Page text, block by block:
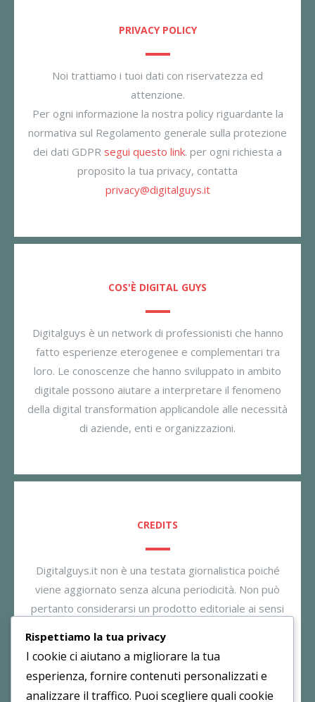
PRIVACY POLICY
Noi trattiamo i tuoi dati con riservatezza ed
attenzione.
Per ogni informazione la nostra policy riguardante la
normativa sul Regolamento generale sulla protezione
dei dati GDPR segui questo link. per ogni richiesta a
proposito la tua privacy, contatta
privacy@digitalguys.it
COS'È DIGITAL GUYS
Digitalguys è un network di professionisti che hanno
fatto esperienze eterogenee e complementari tra
loro. Le conoscenze che hanno sviluppato in ambito
digitale possono aiutare a interpretare il fenomeno
della digital transformation applicandole alle necessità
di aziende, enti e organizzazioni.
CREDITS
Digitalguys.it non è una testata giornalistica poiché
viene aggiornato senza alcuna periodicità. Non può
pertanto considerarsi un prodotto editoriale ai sensi
essere responsabile per i commenti inseriti nei post.
Eventuali commenti dei lettori, lesivi all’immagine o
all’onorabilità di persone terze non sono da attribuirsi
Rispettiamo la tua privacy
I cookie ci aiutano a migliorare la tua
esperienza, fornire contenuti personalizzati e
analizzare il traffico. Puoi scegliere quali cookie